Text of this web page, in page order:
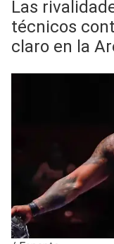
Las
técnicos
claro en la